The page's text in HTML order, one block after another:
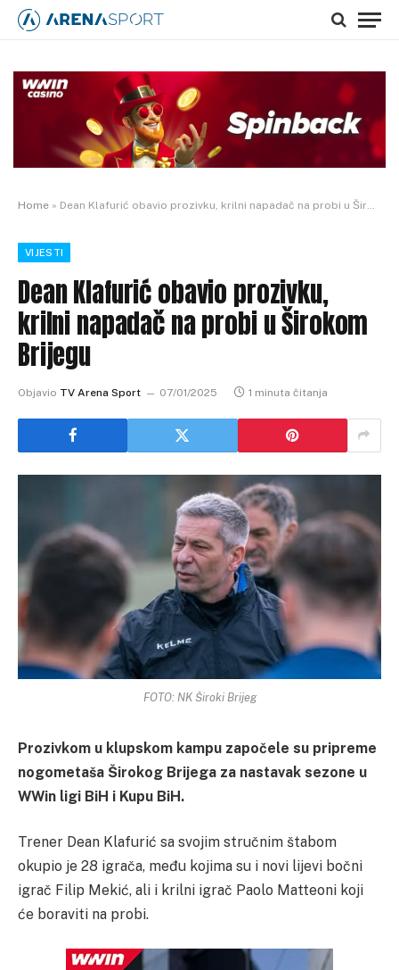
Home » Dean Klafurić obavio prozivku, krilni napadač na probi u Širokom Brijegu
VIJESTI
Dean Klafurić obavio prozivku,
krilni napadač na probi u Širokom
Brijegu
Objavio TV Arena Sport 07/01/2025 1 minuta čitanja
FOTO: NK Široki Brijeg
Prozivkom u klupskom kampu započele su pripreme
nogometaša Širokog Brijega za nastavak sezone u
WWin ligi BiH i Kupu BiH.
Trener Dean Klafurić sa svojim stručnim štabom
okupio je 28 igrača, među kojima su i novi lijevi bočni
igrač Filip Mekić, ali i krilni igrač Paolo Matteoni koji
će boraviti na probi.